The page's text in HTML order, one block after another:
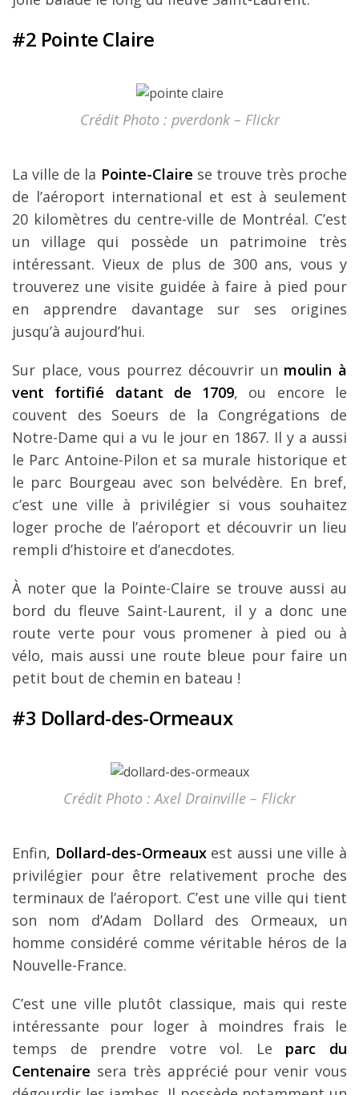
#2 Pointe Claire
Crédit Photo : pverdonk – Flickr
La ville de la Pointe-Claire se trouve très proche
de l’aéroport international et est à seulement
20 kilomètres du centre-ville de Montréal. C’est
un village qui possède un patrimoine très
intéressant. Vieux de plus de 300 ans, vous y
trouverez une visite guidée à faire à pied pour
en apprendre davantage sur ses origines
jusqu’à aujourd’hui.
Sur place, vous pourrez découvrir un moulin à
vent fortifié datant de 1709, ou encore le
couvent des Soeurs de la Congrégations de
Notre-Dame qui a vu le jour en 1867. Il y a aussi
le Parc Antoine-Pilon et sa murale historique et
le parc Bourgeau avec son belvédère. En bref,
c’est une ville à privilégier si vous souhaitez
loger proche de l’aéroport et découvrir un lieu
rempli d’histoire et d’anecdotes.
À noter que la Pointe-Claire se trouve aussi au
bord du fleuve Saint-Laurent, il y a donc une
route verte pour vous promener à pied ou à
vélo, mais aussi une route bleue pour faire un
petit bout de chemin en bateau !
#3 Dollard-des-Ormeaux
Crédit Photo : Axel Drainville – Flickr
Enfin, Dollard-des-Ormeauxest aussi une ville à
privilégier pour être relativement proche des
terminaux de l’aéroport. C’est une ville qui tient
son nom d’Adam Dollard des Ormeaux, un
homme considéré comme véritable héros de la
Nouvelle-France.
C’est une ville plutôt classique, mais qui reste
intéressante pour loger à moindres frais le
temps de prendre votre vol. Le parc du
Centenaire sera très apprécié pour venir vous